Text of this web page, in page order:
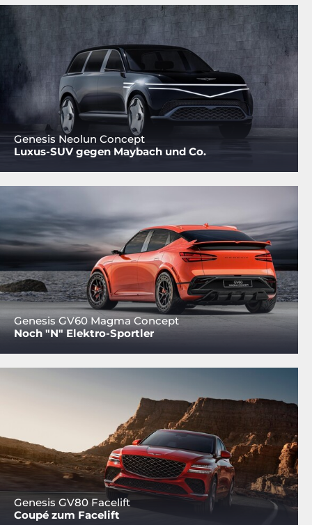
Genesis Neolun Concept
Luxus-SUV gegen Maybach und Co.
Genesis GV60 Magma Concept
Noch "N" Elektro-Sportler
Genesis GV80 Facelift
Coupé zum Facelift